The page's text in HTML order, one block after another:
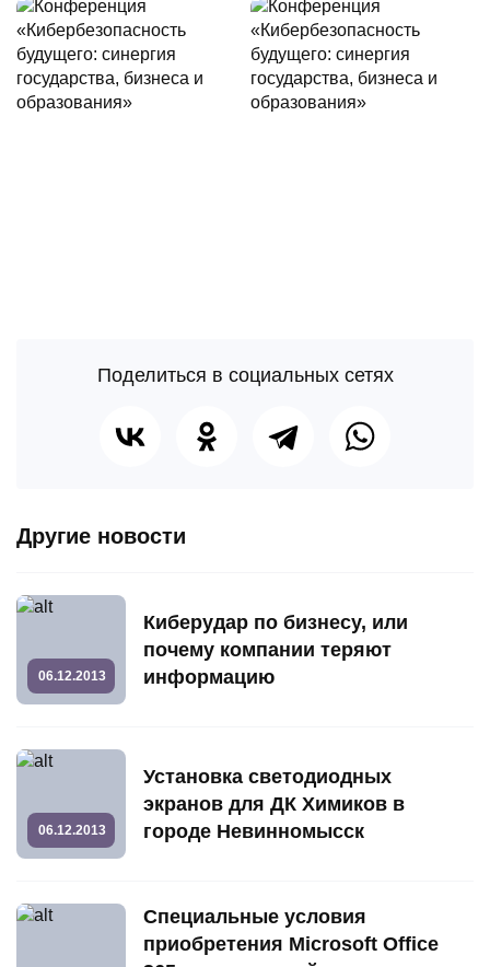
Поделиться в социальных сетях
Другие новости
06.12.2013
Киберудар по бизнесу, или
почему компании теряют
информацию
06.12.2013
Установка светодиодных
экранов для ДК Химиков в
городе Невинномысск
Специальные условия
приобретения Microsoft Office